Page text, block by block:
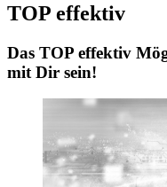
TOP effektiv
Das TOP effektiv
mit Dir sein!